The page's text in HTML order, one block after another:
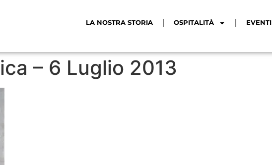
LA NOSTRA STORIA OSPITALITÀ EVENTI
– 6 Luglio 2013